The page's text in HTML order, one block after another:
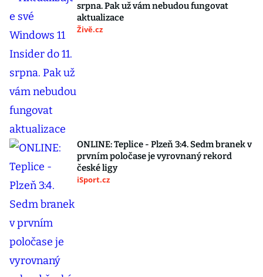
srpna. Pak už vám nebudou fungovat
aktualizace
Živě.cz
ONLINE: Teplice - Plzeň 3:4. Sedm branek v
prvním poločase je vyrovnaný rekord
české ligy
iSport.cz